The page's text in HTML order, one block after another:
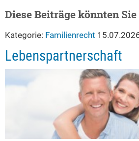
Diese Beiträge könnten
Kategorie: Familienrecht
Lebenspartnerschaft